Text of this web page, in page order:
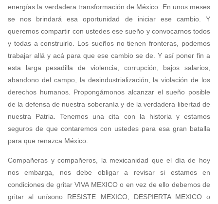
energías la verdadera transformación de México. En unos meses
se nos brindará esa oportunidad de iniciar ese cambio. Y
queremos compartir con ustedes ese sueño y convocarnos todos
y todas a construirlo. Los sueños no tienen fronteras, podemos
trabajar allá y acá para que ese cambio se de. Y así poner fin a
esta larga pesadilla de violencia, corrupción, bajos salarios,
abandono del campo, la desindustrialización, la violación de los
derechos humanos. Propongámonos alcanzar el sueño posible
de la defensa de nuestra soberanía y de la verdadera libertad de
nuestra Patria. Tenemos una cita con la historia y estamos
seguros de que contaremos con ustedes para esa gran batalla
para que renazca México.
Compañeras y compañeros, la mexicanidad que el día de hoy
nos embarga, nos debe obligar a revisar si estamos en
condiciones de gritar VIVA MEXICO o en vez de ello debemos de
gritar al unísono RESISTE MEXICO, DESPIERTA MEXICO o